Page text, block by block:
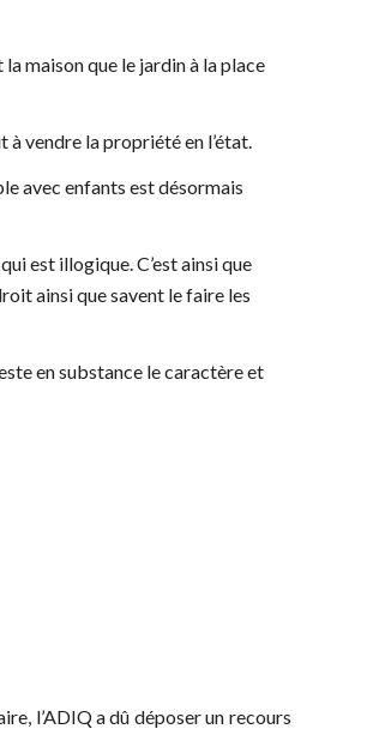
maison que le jardin à la place
à vendre la propriété en l’état.
avec enfants est désormais
est illogique. C’est ainsi que
ainsi que savent le faire les
en substance le caractère et
l’ADIQ a dû déposer un recours